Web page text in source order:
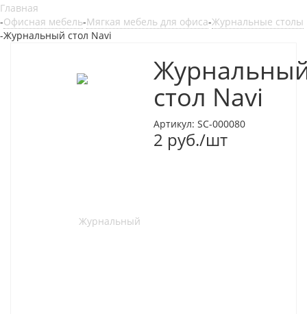
Главная
-Офисная мебель-Мягкая мебель для офиса-Журнальные столы
-Журнальный стол Navi
стол Navi
Артикул: SC-000080
2 руб./шт